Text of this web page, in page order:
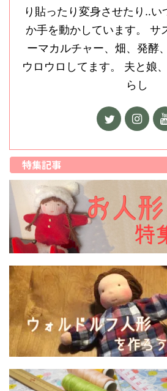
り貼ったり変身させたり‥い
か手を動かしています。 サ
ーマカルチャー、畑、発酵
ウロウロしてます。 夫と娘
らし
特集記事